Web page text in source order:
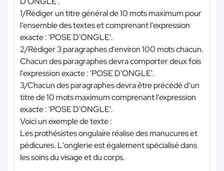
1/Rédiger un titre général de 10 mots maximum pour
l’ensemble des textes et comprenant l'expression
exacte : 'POSE D'ONGLE'.
2/Rédiger 3 paragraphes d'environ 100 mots chacun.
Chacun des paragraphes devra comporter deux fois
l'expression exacte : 'POSE D'ONGLE'.
3/Chacun des paragraphes devra être précédé d’un
titre de 10 mots maximum comprenant l'expression
exacte : 'POSE D'ONGLE'.
Voici un exemple de texte :
Les prothésistes ongulaire réalise des manucures et
pédicures. L'onglerie est également spécialisé dans
les soins du visage et du corps.